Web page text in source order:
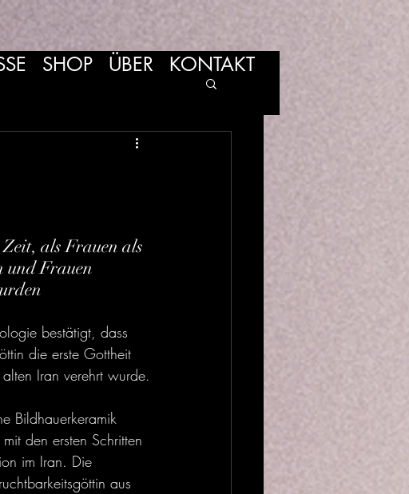
Zeit, als Frauen als
und Frauen
bestätigt, dass
die erste Gottheit
Iran verehrt wurde.
Bildhauerkeramik
den ersten Schritten
im Iran. Die
aus
SHOP ÜBER KONTAKT